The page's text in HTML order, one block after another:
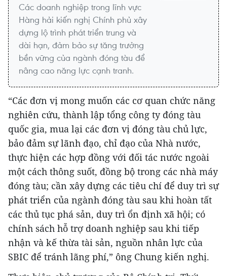
Các doanh nghiệp trong lĩnh vực
Hàng hải kiến nghị Chính phủ xây
dựng lộ trình phát triển trung và
dài hạn, đảm bảo sự tăng trưởng
bền vững của ngành đóng tàu để
nâng cao năng lực cạnh tranh.
“Các đơn vị mong muốn các cơ quan chức năng
nghiên cứu, thành lập tổng công ty đóng tàu
quốc gia, mua lại các đơn vị đóng tàu chủ lực,
bảo đảm sự lãnh đạo, chỉ đạo của Nhà nước,
thực hiện các hợp đồng với đối tác nước ngoài
một cách thông suốt, đồng bộ trong các nhà máy
đóng tàu; cần xây dựng các tiêu chí để duy trì sự
phát triển của ngành đóng tàu sau khi hoàn tất
các thủ tục phá sản, duy trì ổn định xã hội; có
chính sách hỗ trợ doanh nghiệp sau khi tiếp
nhận và kế thừa tài sản, nguồn nhân lực của
SBIC để tránh lãng phí,” ông Chung kiến nghị.